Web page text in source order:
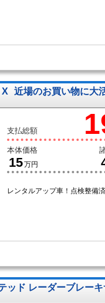
X 近場のお買い物に大
支払総額
本体価格
15万円
レンタルアップ車！点検整備済
ッド レーダーブレー